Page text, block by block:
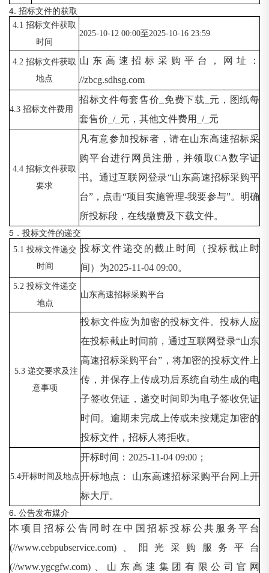
4. 招标文件的获取
4.1 招标文件获取
时间
2025-10-12 00:00至2025-10-16 23:59
4.2 招标文件获取
地点
山东高速招标采购平台，网址：
//zbcg.sdhsg.com
4.3 招标文件费用
招标文件每套售价 _免费下载_元，图纸每
套售价_/_元，其他文件费用_/_元
4.4 招标文件获取
要求
凡有意参加投标者，请在山东高速招标采
购平台进行网员注册，并领取CA数字证
书。通过互联网登录“山东高速招标采购平
台”，点击“项目实施管理-我要参与”。明确
所投标段，在线缴费及下载文件。
5．投标文件的递交
5.1 投标文件递交
时间
投标文件递交的截止时间（投标截止时
间）为2025-11-04 09:00。
5.2 投标文件递交
地点
山东高速招标采购平台
5.3 递交要求及注
意事项
投标文件应为加密的投标文件。投标人应
在投标截止时间前，通过互联网登录“山东
高速招标采购平台”，将加密的投标文件上
传，并保存上传成功后系统自动生成的电
子签收凭证，递交时间即为电子签收凭证
时间。逾期未完成上传或未按规定加密的
投标文件，招标人将拒收。
5.4开标时间及地点
开标时间： 2025-11-04 09:00；
开标地点：
山东高速招标采购平台网上开
标大厅。
6. 公告发布媒介
本项目招标公告同时在中国招标投标公共服务平台
(//www.cebpubservice.com)、阳光采购服务平台
(//www.ygcgfw.com)、山东高速集团有限公司官网